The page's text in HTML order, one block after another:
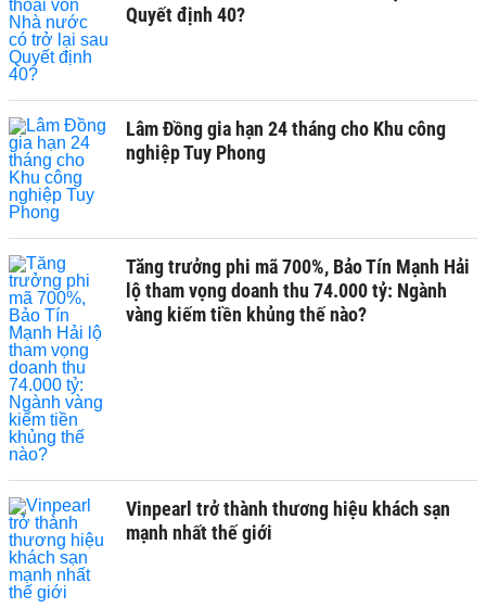
Quyết định 40?
Lâm Đồng gia hạn 24 tháng cho Khu công
nghiệp Tuy Phong
Tăng trưởng phi mã 700%, Bảo Tín Mạnh Hải
lộ tham vọng doanh thu 74.000 tỷ: Ngành
vàng kiếm tiền khủng thế nào?
Vinpearl trở thành thương hiệu khách sạn
mạnh nhất thế giới